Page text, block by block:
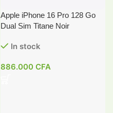
Apple iPhone 16 Pro 128 Go
Dual Sim Titane Noir
In stock
886.000 CFA